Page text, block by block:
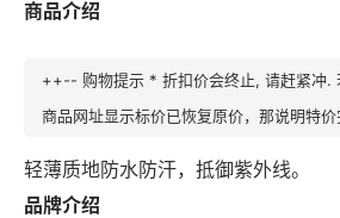
商品介绍
++-- 购物提示 * 折扣价会终止, 请赶紧冲.
商品网址显示标价已恢复原价，那说明特
轻薄质地防水防汗，抵御紫外线。
品牌介绍